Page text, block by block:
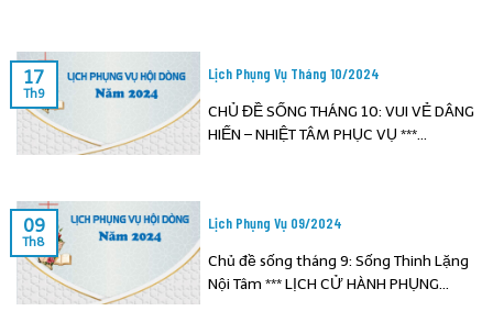
Lịch Phụng Vụ Tháng 10/2024
CHỦ ĐỀ SỐNG THÁNG 10: VUI VẺ DÂNG
HIẾN – NHIỆT TÂM PHỤC VỤ ***...
17
Th9
Lịch Phụng Vụ 09/2024
Chủ đề sống tháng 9: Sống Thinh Lặng
Nội Tâm *** LỊCH CỬ HÀNH PHỤNG...
09
Th8